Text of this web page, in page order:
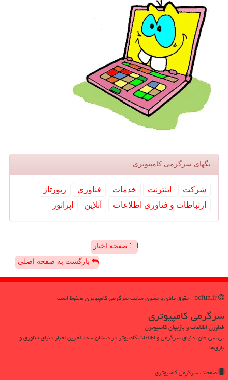
تگهای سرگرمی كامپیوتری
شركت اینترنت خدمات فناوری
رپورتاژ
ارتباطات و فناوری اطلاعات
آنلاین اپراتور
صفحه اخبار
بازگشت به صفحه اصلی
سرگرمی كامپیوتری
فناوری اطلاعات و بازیهای کامپیوتری
پی سی فان، دنیای سرگرمی و اطلاعات کامپیوتر در دستان شما، آخرین اخبار دنیای فناوری و
بازی‌ها
صفحات سرگرمی كامپیوتری